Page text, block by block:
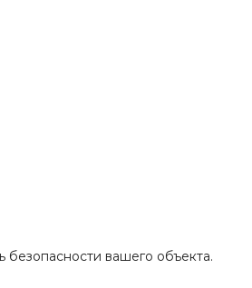
вашего объекта.